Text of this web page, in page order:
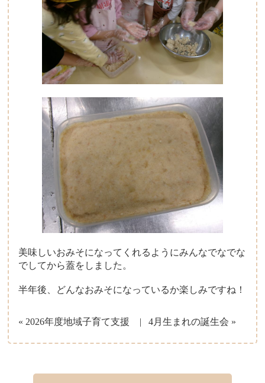
美味しいおみそになってくれるようにみんなでなでな
でしてから蓋をしました。
半年後、どんなおみそになっているか楽しみですね！
« 2026年度地域子育て支援 4月生まれの誕生会 »